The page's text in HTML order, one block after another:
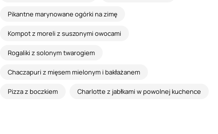
Pikantne marynowane ogórki na zimę
Kompot z moreli z suszonymi owocami
Rogaliki z solonym twarogiem
Chaczapuri z mięsem mielonym i bakłażanem
Pizza z boczkiem Charlotte z jabłkami w powolnej kuchence